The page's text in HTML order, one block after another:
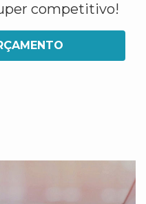
competitivo!